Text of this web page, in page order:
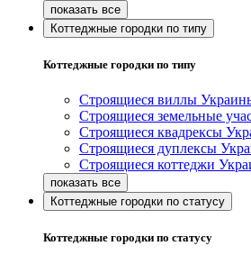
Коттеджные городки по типу
Коттеджные городки по типу
Строящиеся виллы
Строящиеся земельные
Строящиеся квадрексы
Строящиеся дуплексы
Строящиеся коттеджи
Коттеджные городки по статусу
Коттеджные городки по статусу